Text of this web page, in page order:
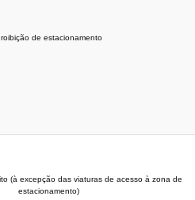
de estacionamento
(à excepção das viaturas de acesso à zona de
estacionamento)